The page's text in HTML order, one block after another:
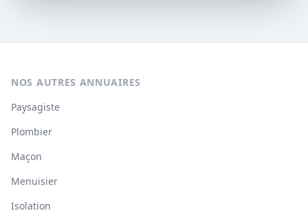
NOS AUTRES ANNUAIRES
Paysagiste
Plombier
Maçon
Menuisier
Isolation